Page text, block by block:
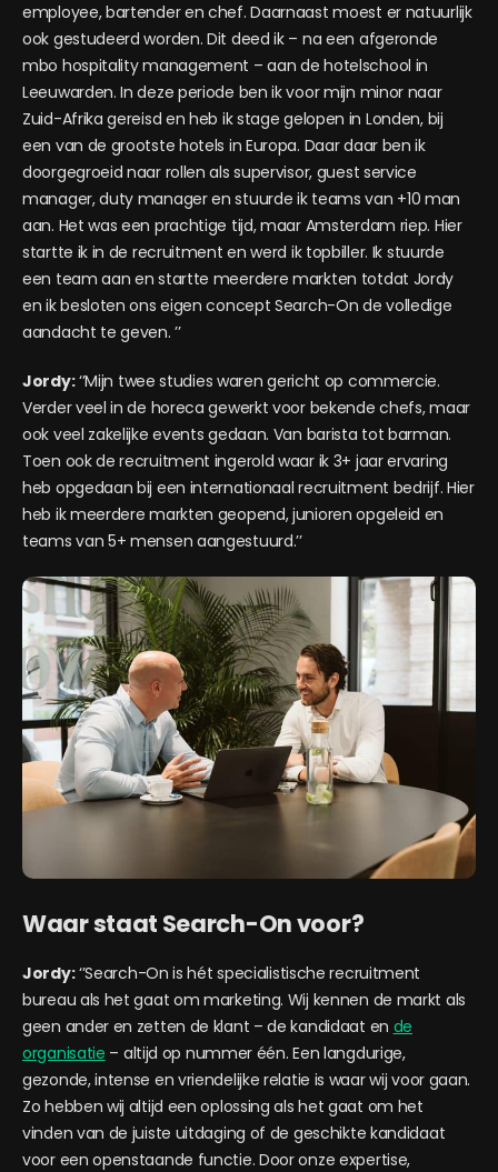
employee, bartender en chef. Daarnaast moest er natuurlijk
ook gestudeerd worden. Dit deed ik – na een afgeronde
mbo hospitality management – aan de hotelschool in
Leeuwarden. In deze periode ben ik voor mijn minor naar
Zuid-Afrika gereisd en heb ik stage gelopen in Londen, bij
een van de grootste hotels in Europa. Daar daar ben ik
doorgegroeid naar rollen als supervisor, guest service
manager, duty manager en stuurde ik teams van +10 man
aan. Het was een prachtige tijd, maar Amsterdam riep. Hier
startte ik in de recruitment en werd ik topbiller. Ik stuurde
een team aan en startte meerdere markten totdat Jordy
en ik besloten ons eigen concept Search-On de volledige
aandacht te geven. ’’
Jordy:‘’Mijn twee studies waren gericht op commercie.
Verder veel in de horeca gewerkt voor bekende chefs, maar
ook veel zakelijke events gedaan. Van barista tot barman.
Toen ook de recruitment ingerold waar ik 3+ jaar ervaring
heb opgedaan bij een internationaal recruitment bedrijf. Hier
heb ik meerdere markten geopend, junioren opgeleid en
teams van 5+ mensen aangestuurd.’’
Waar staat Search-On voor?
Jordy:‘’Search-On is hét specialistische recruitment
bureau als het gaat om marketing. Wij kennen de markt als
geen ander en zetten de klant – de kandidaat en de
organisatie – altijd op nummer één. Een langdurige,
gezonde, intense en vriendelijke relatie is waar wij voor gaan.
Zo hebben wij altijd een oplossing als het gaat om het
vinden van de juiste uitdaging of de geschikte kandidaat
voor een openstaande functie. Door onze expertise,